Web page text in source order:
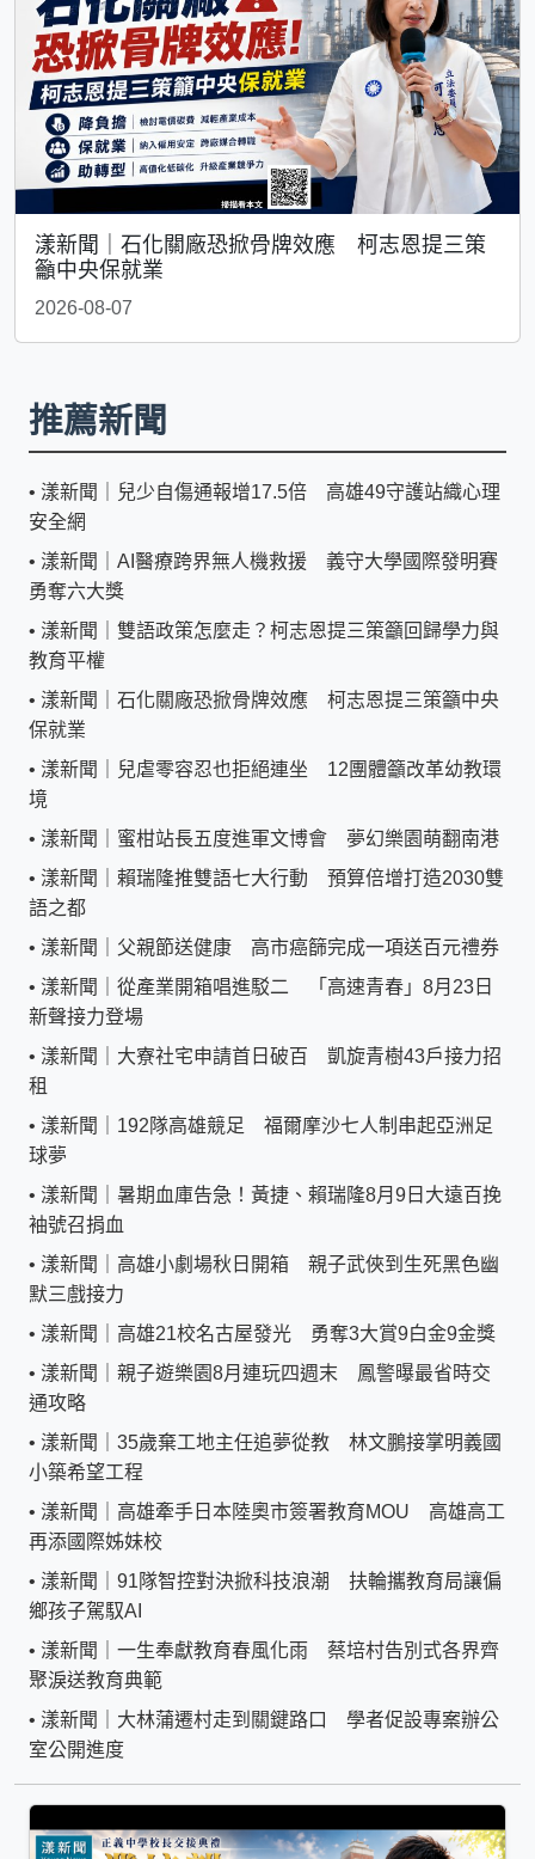
漾新聞｜石化關廠恐掀骨牌效應 柯志恩提三策
籲中央保就業
2026-08-07
推薦新聞
• 漾新聞｜兒少自傷通報增17.5倍 高雄49守護站織心理
安全網
• 漾新聞｜AI醫療跨界無人機救援 義守大學國際發明賽
勇奪六大獎
• 漾新聞｜雙語政策怎麼走？柯志恩提三策籲回歸學力與
教育平權
• 漾新聞｜石化關廠恐掀骨牌效應 柯志恩提三策籲中央
保就業
• 漾新聞｜兒虐零容忍也拒絕連坐 12團體籲改革幼教環
境
• 漾新聞｜蜜柑站長五度進軍文博會 夢幻樂園萌翻南港
• 漾新聞｜賴瑞隆推雙語七大行動 預算倍增打造2030雙
語之都
• 漾新聞｜父親節送健康 高市癌篩完成一項送百元禮券
• 漾新聞｜從產業開箱唱進駁二 「高速青春」8月23日
新聲接力登場
• 漾新聞｜大寮社宅申請首日破百 凱旋青樹43戶接力招
租
• 漾新聞｜192隊高雄競足 福爾摩沙七人制串起亞洲足
球夢
• 漾新聞｜暑期血庫告急！黃捷、賴瑞隆8月9日大遠百挽
袖號召捐血
• 漾新聞｜高雄小劇場秋日開箱 親子武俠到生死黑色幽
默三戲接力
• 漾新聞｜高雄21校名古屋發光 勇奪3大賞9白金9金獎
• 漾新聞｜親子遊樂園8月連玩四週末 鳳警曝最省時交
通攻略
• 漾新聞｜35歲棄工地主任追夢從教 林文鵬接掌明義國
小築希望工程
• 漾新聞｜高雄牽手日本陸奧市簽署教育MOU 高雄高工
再添國際姊妹校
• 漾新聞｜91隊智控對決掀科技浪潮 扶輪攜教育局讓偏
鄉孩子駕馭AI
• 漾新聞｜一生奉獻教育春風化雨 蔡培村告別式各界齊
聚淚送教育典範
• 漾新聞｜大林蒲遷村走到關鍵路口 學者促設專案辦公
室公開進度